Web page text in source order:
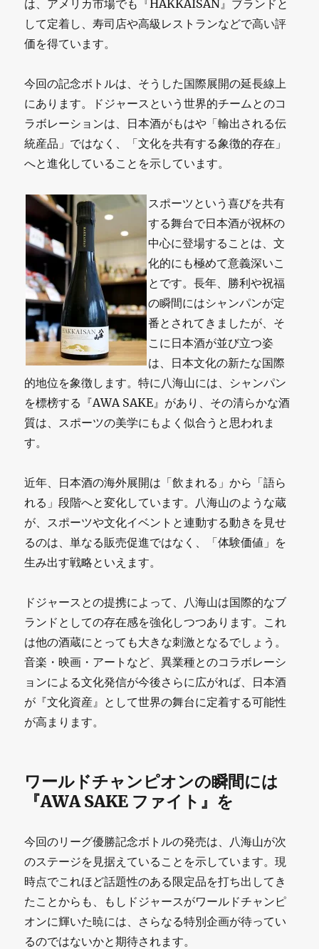
は、アメリカ市場でも『HAKKAISAN』ブランドと
して定着し、寿司店や高級レストランなどで高い評
価を得ています。
今回の記念ボトルは、そうした国際展開の延長線上
にあります。ドジャースという世界的チームとのコ
ラボレーションは、日本酒がもはや「輸出される伝
統産品」ではなく、「文化を共有する象徴的存在」
へと進化していることを示しています。
スポーツという喜びを共有
する舞台で日本酒が祝杯の
中心に登場することは、文
化的にも極めて意義深いこ
とです。長年、勝利や祝福
の瞬間にはシャンパンが定
番とされてきましたが、そ
こに日本酒が並び立つ姿
は、日本文化の新たな国際
的地位を象徴します。特に八海山には、シャンパン
を標榜する『AWA SAKE』があり、その清らかな酒
質は、スポーツの美学にもよく似合うと思われま
す。
近年、日本酒の海外展開は「飲まれる」から「語ら
れる」段階へと変化しています。八海山のような蔵
が、スポーツや文化イベントと連動する動きを見せ
るのは、単なる販売促進ではなく、「体験価値」を
生み出す戦略といえます。
ドジャースとの提携によって、八海山は国際的なブ
ランドとしての存在感を強化しつつあります。これ
は他の酒蔵にとっても大きな刺激となるでしょう。
音楽・映画・アートなど、異業種とのコラボレーシ
ョンによる文化発信が今後さらに広がれば、日本酒
が『文化資産』として世界の舞台に定着する可能性
が高まります。
ワールドチャンピオンの瞬間には
『AWA SAKE ファイト』を
今回のリーグ優勝記念ボトルの発売は、八海山が次
のステージを見据えていることを示しています。現
時点でこれほど話題性のある限定品を打ち出してき
たことからも、もしドジャースがワールドチャンピ
オンに輝いた暁には、さらなる特別企画が待ってい
るのではないかと期待されます。